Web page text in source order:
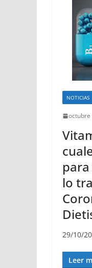
NOTICIAS
octubre
lo
29/10/
Leer